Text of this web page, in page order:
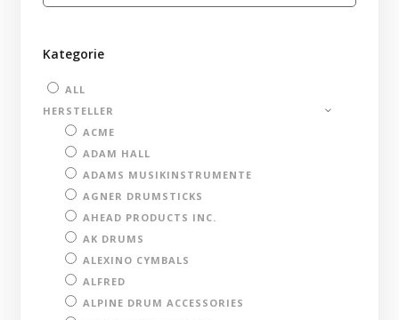
Kategorie
ALL
HERSTELLER
ACME
ADAM HALL
ADAMS MUSIKINSTRUMENTE
AGNER DRUMSTICKS
AHEAD PRODUCTS INC.
AK DRUMS
ALEXINO CYMBALS
ALFRED
ALPINE DRUM ACCESSORIES